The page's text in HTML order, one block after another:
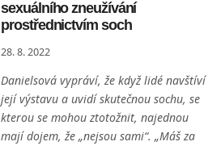
sexuálního zneužívání
prostřednictvím soch
28. 8. 2022
Danielsová vypráví, že když lidé navštíví
její výstavu a uvidí skutečnou sochu, se
kterou se mohou ztotožnit, najednou
mají dojem, že „nejsou sami“. „Máš za